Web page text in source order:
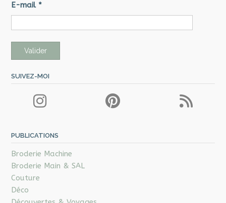
E-mail *
SUIVEZ-MOI
PUBLICATIONS
Broderie Machine
Broderie Main & SAL
Couture
Déco